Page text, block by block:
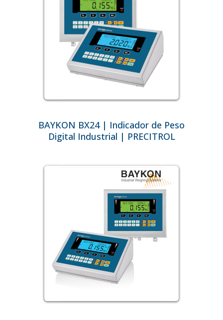
BAYKON BX24 | Indicador de Peso
Digital Industrial | PRECITROL